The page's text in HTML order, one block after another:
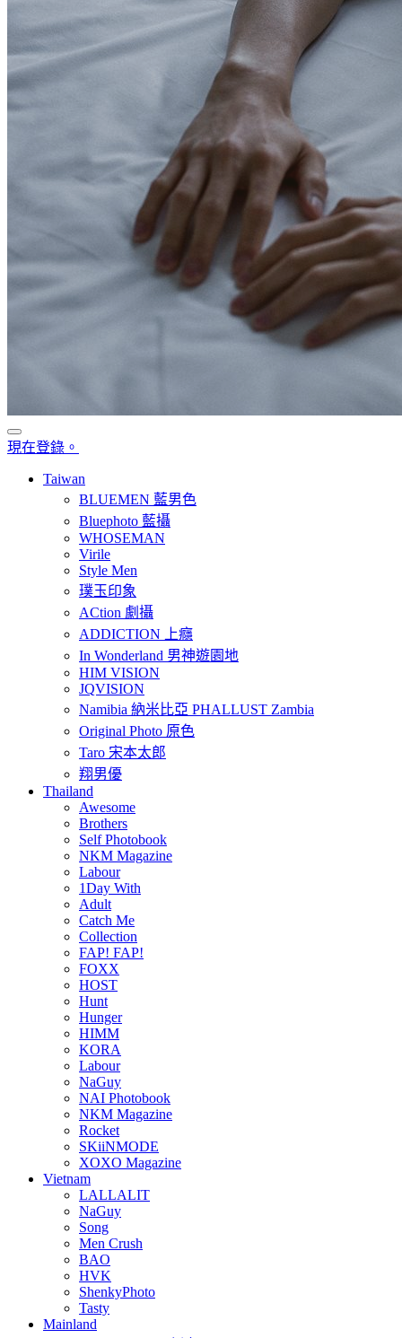
現在登錄。
Taiwan
BLUEMEN 藍男色
Bluephoto 藍攝
WHOSEMAN
Virile
Style Men
璞玉印象
ACtion 劇攝
ADDICTION 上癮
In Wonderland 男神遊園地
HIM VISION
JQVISION
Namibia 納米比亞 PHALLUST Zambia
Original Photo 原色
Taro 宋本太郎
翔男優
Thailand
Awesome
Brothers
Self Photobook
NKM Magazine
Labour
1Day With
Adult
Catch Me
Collection
FAP! FAP!
FOXX
HOST
Hunt
Hunger
HIMM
KORA
Labour
NaGuy
NAI Photobook
NKM Magazine
Rocket
SKiiNMODE
XOXO Magazine
Vietnam
LALLALIT
NaGuy
Song
Men Crush
BAO
HVK
ShenkyPhoto
Tasty
Mainland